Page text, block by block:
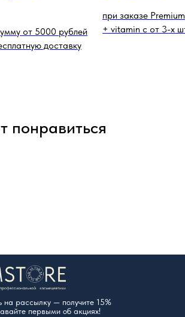
от 5000 рублей
доставку
при заказе
+ vitamin c от 3-х
понравиться
на рассылку — получите 15%
первыми об акциях!